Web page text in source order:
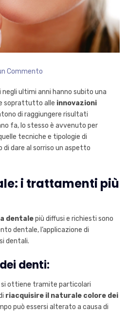
Commento
ultimi anni hanno subito una
soprattutto alle innovazioni
di raggiungere risultati
fa, lo stesso è avvenuto per
tecniche e tipologie di
dare al sorriso un aspetto
i trattamenti più
dentalepiù diffusi e richiesti sono
dentale, l’applicazione di
dentali.
denti:
si ottiene tramite particolari
riacquisire il naturale colore dei
può essersi alterato a causa di